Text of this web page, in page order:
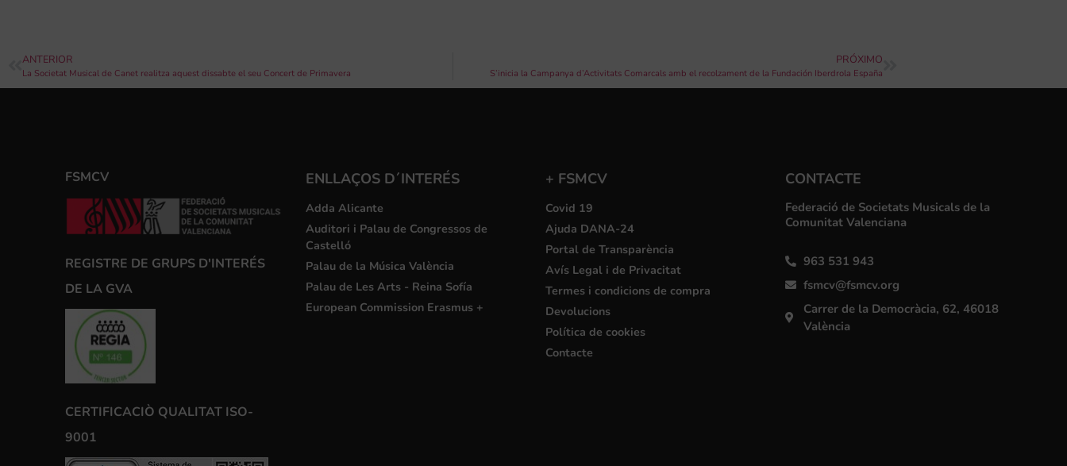
ANTERIOR
La Societat Musical de Canet realitza aquest dissabte el seu Concert de Primavera
PRÓXIMO
S’inicia la Campanya d’Activitats Comarcals amb el recolzament de la Fundación Iberdrola España
FSMCV
REGISTRE DE GRUPS D'INTERÉS
DE LA GVA
CERTIFICACIÒ QUALITAT ISO-
9001
ENLLAÇOS D´INTERÉS
Adda Alicante
Auditori i Palau de Congressos de
Castelló
Palau de la Música València
Palau de Les Arts - Reina Sofía
European Commission Erasmus +
+ FSMCV
Covid 19
Ajuda DANA-24
Portal de Transparència
Avís Legal i de Privacitat
Termes i condicions de compra
Devolucions
Política de cookies
Contacte
CONTACTE
Federació de Societats Musicals de la
Comunitat Valenciana
963 531 943
fsmcv@fsmcv.org
Carrer de la Democràcia, 62, 46018
València